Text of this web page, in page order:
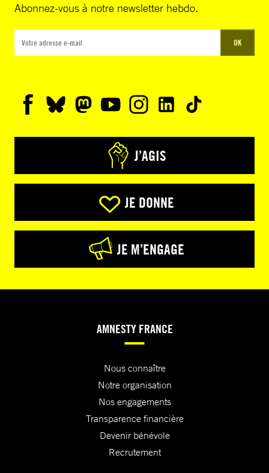
Abonnez-vous à notre newsletter hebdo.
OK
J’AGIS
JE DONNE
JE M’ENGAGE
AMNESTY FRANCE
Nous connaître
Notre organisation
Nos engagements
Transparence financière
Devenir bénévole
Recrutement